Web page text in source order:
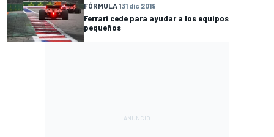
FÓRMULA 131 dic 2019
Ferrari cede para ayudar a los equipos
pequeños